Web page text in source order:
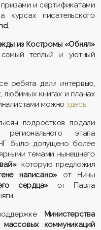
и сертификатами
писательского
.
из Костромы «Обнял»
теплый и уютный
ребята дали интервью,
любимых книгах и планах
можно здесь.
подростков подали
этапа
было допущено более
темами нынешнего
, которую предложил
написано» от Нины
сердца» от Павла
Министерства
коммуникаций